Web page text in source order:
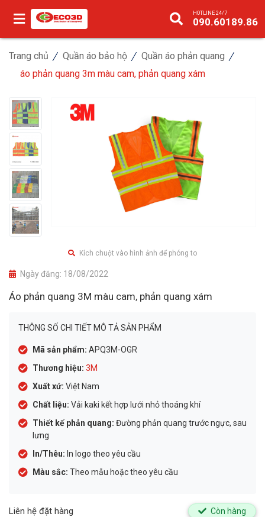
HOTLINE 24/7
090.60189.86
Trang chủ Quần áo bảo hộ
Quần áo phản quang
áo phản quang 3m màu cam, phản quang xám
Kích chuột vào hình ảnh để phóng to
Ngày đăng: 18/08/2022
Áo phản quang 3M màu cam, phản quang xám
THÔNG SỐ CHI TIẾT MÔ TẢ SẢN PHẨM
Mã sản phẩm: APQ3M-OGR
Thương hiệu: 3M
Xuất xứ: Việt Nam
Chất liệu: Vải kaki kết hợp lưới nhỏ thoáng khí
Thiết kế phản quang: Đường phản quang trước ngực, sau
lưng
In/Thêu: In logo theo yêu cầu
Màu sắc: Theo mẫu hoặc theo yêu cầu
Liên hệ đặt hàng Còn hàng